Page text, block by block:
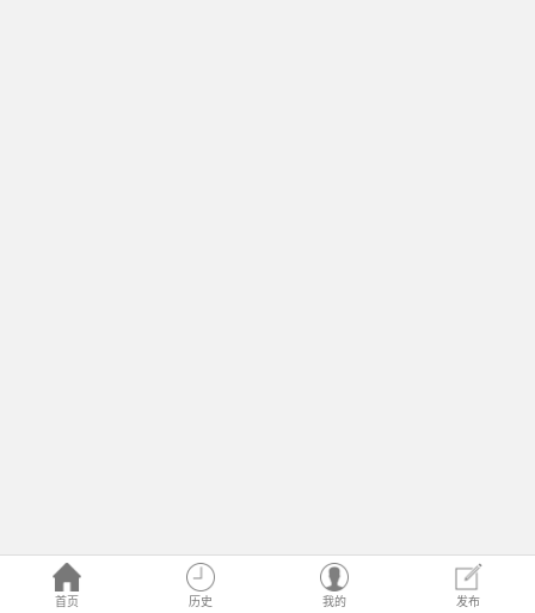
首页 历史 我的 发布